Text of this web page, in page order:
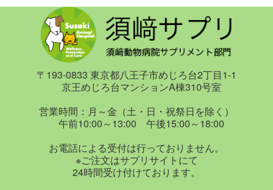
●細菌・ウイルス・真菌感染症
粘膜を強化するためのビタミンＡ。抗酸化ビタミン、
ビタミンＣ。感染症を予防するＥＰＡ、ＤＨＡ。
●排泄不良
排泄を促すイヌリン、サポニン。肝機能を強化するタ
ウリン。
るアントシアニン。
●アトピー性皮膚炎・アレルギー性皮膚炎
たっぷりの水分を摂る＞
●食事ムラのある犬 ＜原因を究明することから始め
よう＞
第２章 症状・病気別栄養事典
●食事療法について
●食事だけでは治せない病気
●口内炎・歯周病 ＜ビタミンＡ・Ｂ群を摂る＞
●細菌・ウイルス・真菌感染症 ＜ビタミンＡ・Ｃ、
ＥＰＡ・ＤＨＡを摂る＞
●カリフラワー ＜ガン予防、抗ストレス＞
●キャベツ ＜抗かいよう、ガン予防＞
●ごぼう ＜腎機能強化、解毒促進＞
●小松菜 ＜ガン抑制、解毒促進＞
●さつまいも ＜がん・生活習慣病予防＞
●大根 ＜腎機能強化、整腸＞
●なす ＜夏バテ解消、高血圧予防＞
●にんじん ＜動脈硬化、白内障予防＞
●ブロッコリー ＜ガン・生活習慣病予防＞
●ほうれんそう ＜貧血予防、白内障予防＞
●山いも ＜疲労回復、高血圧予防＞
〒193-0833 東京都八王子市めじろ台2丁目1-1
京王めじろ台マンションA棟310号室
営業時間：月～金（土・日・祝祭日を除く）
午前10:00～13:00 午後15:00～18:00
お電話による受付は行っておりません。
※ご注文はサプリサイトにて
24時間受け付けております。